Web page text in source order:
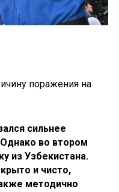
поражения на
сильнее
во втором
из Узбекистана.
и чисто,
методично